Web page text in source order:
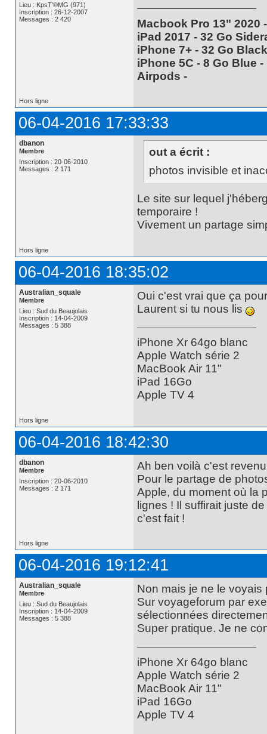
Lieu : KpsT'®MG (971)
Inscription : 26-12-2007
Messages : 2 420
Macbook Pro 13" 2020
iPad 2017 - 32 Go
iPhone 7+ - 32 Go
iPhone 5C - 8 Go Blue -
Airpods -
Hors ligne
06-04-2016 17:33:33
dbanon
Membre
Inscription : 20-06-2010
Messages : 2 171
out a écrit :
photos invisible et
Le site sur lequel
temporaire !
Vivement un partage
Hors ligne
06-04-2016 18:35:02
Australian_squale
Membre
Lieu : Sud du Beaujolais
Inscription : 14-04-2009
Messages : 5 388
Oui c'est vrai que ça
Laurent si tu nous lis
iPhone Xr 64go blanc
Apple Watch série 2
MacBook Air 11"
iPad 16Go
Apple TV 4
Hors ligne
06-04-2016 18:42:30
dbanon
Membre
Inscription : 20-06-2010
Messages : 2 171
Ah ben voilà c'est
Pour le partage de
Apple, du moment où la
lignes ! Il suffirait juste
c'est fait !
Hors ligne
06-04-2016 19:12:41
Australian_squale
Membre
Lieu : Sud du Beaujolais
Inscription : 14-04-2009
Messages : 5 388
Non mais je ne le voyais
Sur voyageforum par
sélectionnées
Super pratique. Je ne
iPhone Xr 64go blanc
Apple Watch série 2
MacBook Air 11"
iPad 16Go
Apple TV 4